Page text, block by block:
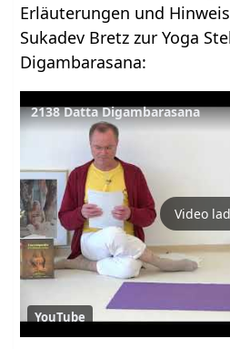
Erläuterungen und
Sukadev Bretz zur Yoga
Digambarasana:
2138 Datta Digambarasana
Video
YouTube